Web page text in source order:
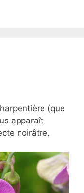
(que
apparaît
noirâtre.